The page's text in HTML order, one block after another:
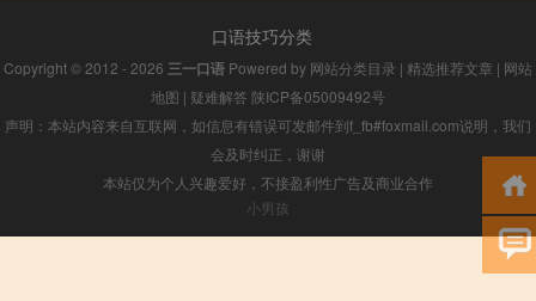
口语技巧分类
Copyright © 2012 - 2026 三一口语 Powered by 网站分类目录 | 精选推荐文章 | 网站
地图 | 疑难解答 陕ICP备05009492号
声明：本站内容来自互联网，如信息有错误可发邮件到f_fb#foxmail.com说明，我们
会及时纠正，谢谢
本站仅为个人兴趣爱好，不接盈利性广告及商业合作
小男孩